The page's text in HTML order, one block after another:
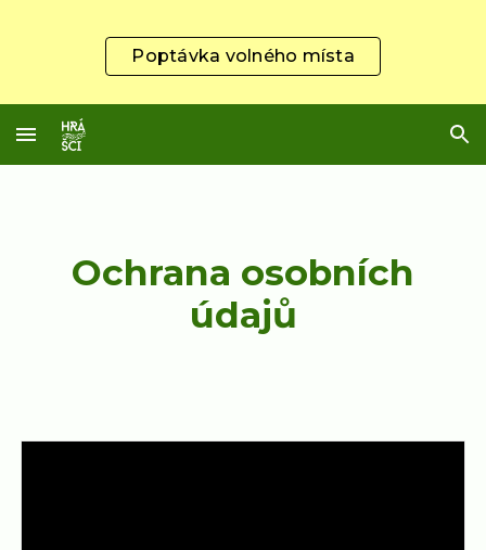
Skip to main content Skip to navigation
Poptávka volného místa
Ochrana osobních
údajů